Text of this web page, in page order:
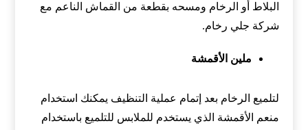
البلاط أو الرخام ومسحه بقطعة من القماش الناعم مع
شركة جلي رخام.
ملين الأقمشة
لتلميع الرخام بعد إتمام عملية التنظيف يمكنك استخدام
منعم الأقمشة الذي يستخدم للملابس للتلميع باستخدام